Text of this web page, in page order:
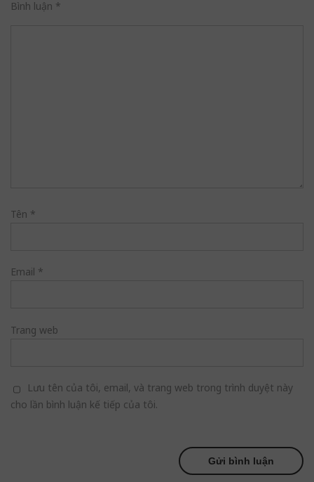
Bình luận *
Tên *
Email *
Trang web
Lưu tên của tôi, email, và trang web trong trình duyệt này
cho lần bình luận kế tiếp của tôi.